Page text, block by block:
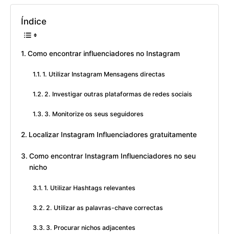
Índice
Como encontrar influenciadores no Instagram
1. Utilizar Instagram Mensagens directas
2. Investigar outras plataformas de redes sociais
3. Monitorize os seus seguidores
Localizar Instagram Influenciadores gratuitamente
Como encontrar Instagram Influenciadores no seu
nicho
1. Utilizar Hashtags relevantes
2. Utilizar as palavras-chave correctas
3. Procurar nichos adjacentes